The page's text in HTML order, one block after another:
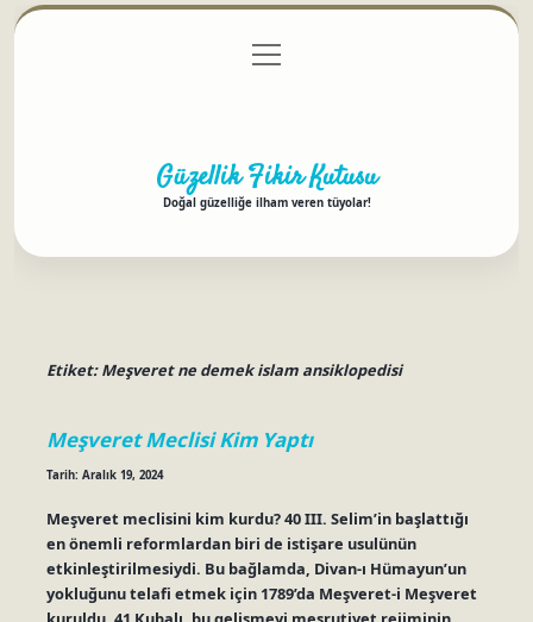
Gizlilik Politikası
menüyü
aç
Güzellik Fikir Kutusu
Doğal güzelliğe ilham veren tüyolar!
Etiket:Meşveret ne demek islam ansiklopedisi
Meşveret Meclisi Kim Yaptı
Tarih: Aralık 19, 2024
Meşveret meclisini kim kurdu? 40 III. Selim’in başlattığı
en önemli reformlardan biri de istişare usulünün
etkinleştirilmesiydi. Bu bağlamda, Divan-ı Hümayun’un
yokluğunu telafi etmek için 1789’da Meşveret-i Meşveret